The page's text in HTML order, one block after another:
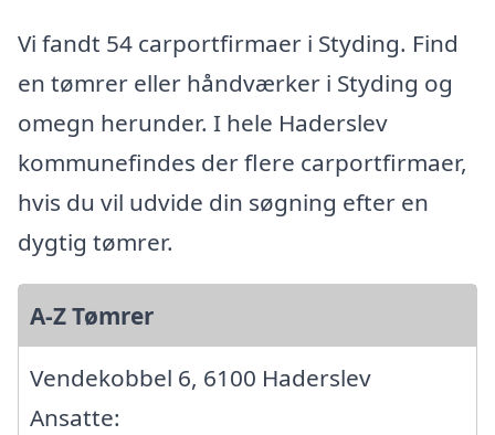
Vi fandt 54 carportfirmaer i Styding. Find
en tømrer eller håndværker i Styding og
omegn herunder. I hele Haderslev
kommunefindes der flere carportfirmaer,
hvis du vil udvide din søgning efter en
dygtig tømrer.
A-Z Tømrer
Vendekobbel 6, 6100 Haderslev
Ansatte: